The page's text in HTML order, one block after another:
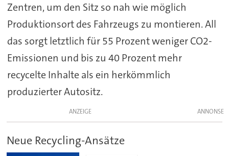
Zentren, um den Sitz so nah wie möglich
Produktionsort des Fahrzeugs zu montieren. All
das sorgt letztlich für 55 Prozent weniger CO2-
Emissionen und bis zu 40 Prozent mehr
recycelte Inhalte als ein herkömmlich
produzierter Autositz.
ANZEIGE
Neue Recycling-Ansätze